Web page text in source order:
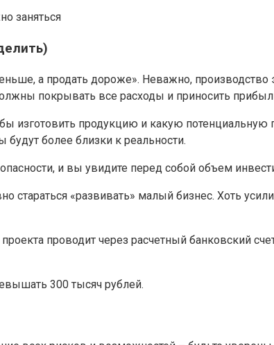
а продать дороже». Неважно,
покрывать все расходы и приносить
изготовить продукцию и какую
будут более близки к реальности.
и вы увидите перед собой объем
стараться «развивать» малый бизнес. Хоть
проводит через расчетный банковский
300 тысяч рублей.